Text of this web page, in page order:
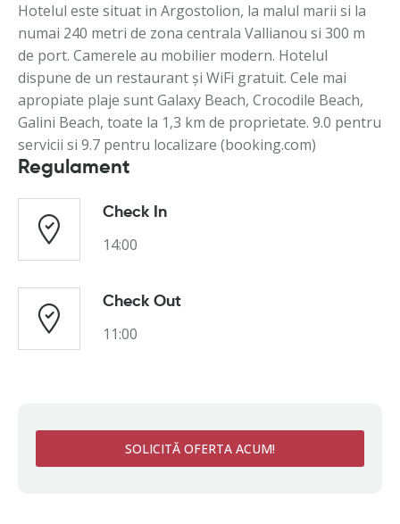
Hotelul este situat in Argostolion, la malul marii si la
numai 240 metri de zona centrala Vallianou si 300 m
de port. Camerele au mobilier modern. Hotelul
dispune de un restaurant și WiFi gratuit. Cele mai
apropiate plaje sunt Galaxy Beach, Crocodile Beach,
Galini Beach, toate la 1,3 km de proprietate. 9.0 pentru
servicii si 9.7 pentru localizare (booking.com)
Regulament
Check In
14:00
Check Out
11:00
SOLICITĂ OFERTA ACUM!